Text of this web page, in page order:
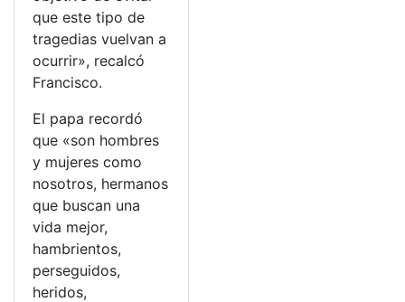
que este tipo de
tragedias vuelvan a
ocurrir», recalcó
Francisco.
El papa recordó
que «son hombres
y mujeres como
nosotros, hermanos
que buscan una
vida mejor,
hambrientos,
perseguidos,
heridos,